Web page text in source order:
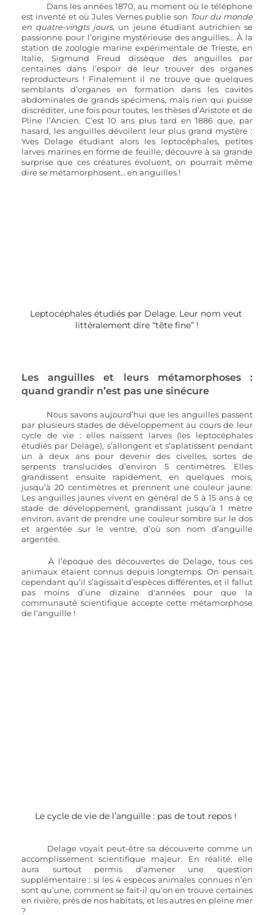
Dans les années 1870, au moment où le téléphone
est inventé et où Jules Vernes publie son Tour du monde
en quatre-vingts jours, un jeune étudiant autrichien se
passionne pour l’origine mystérieuse des anguilles… À la
station de zoologie marine expérimentale de Trieste, en
Italie, Sigmund Freud dissèque des anguilles par
centaines dans l’espoir de leur trouver des organes
reproducteurs ! Finalement il ne trouve que quelques
semblants d’organes en formation dans les cavités
abdominales de grands spécimens, mais rien qui puisse
discréditer, une fois pour toutes, les thèses d’Aristote et de
Pline l’Ancien. C’est 10 ans plus tard en 1886 que, par
hasard, les anguilles dévoilent leur plus grand mystère :
Yves Delage étudiant alors les leptocéphales, petites
larves marines en forme de feuille, découvre à sa grande
surprise que ces créatures évoluent, on pourrait même
dire se métamorphosent… en anguilles !
Leptocéphales étudiés par Delage. Leur nom veut
littéralement dire “tête fine” !
Les anguilles et leurs métamorphoses :
quand grandir n’est pas une sinécure
Nous savons aujourd’hui que les anguilles passent
par plusieurs stades de développement au cours de leur
cycle de vie : elles naissent larves (les leptocéphales
étudiés par Delage), s’allongent et s’aplatissent pendant
un à deux ans pour devenir des civelles, sortes de
serpents translucides d’environ 5 centimètres. Elles
grandissent ensuite rapidement, en quelques mois,
jusqu’à 20 centimètres et prennent une couleur jaune.
Les anguilles jaunes vivent en général de 5 à 15 ans à ce
stade de développement, grandissant jusqu’à 1 mètre
environ, avant de prendre une couleur sombre sur le dos
et argentée sur le ventre, d’où son nom d’anguille
argentée.
À l’époque des découvertes de Delage, tous ces
animaux étaient connus depuis longtemps. On pensait
cependant qu’il s’agissait d’espèces différentes, et il fallut
pas moins d’une dizaine d'années pour que la
communauté scientifique accepte cette métamorphose
de l’anguille !
Le cycle de vie de l’anguille : pas de tout repos !
Delage voyait peut-être sa découverte comme un
accomplissement scientifique majeur. En réalité, elle
aura surtout permis d’amener une question
supplémentaire : si les 4 espèces animales connues n’en
sont qu’une, comment se fait-il qu'on en trouve certaines
en rivière, près de nos habitats, et les autres en pleine mer
?